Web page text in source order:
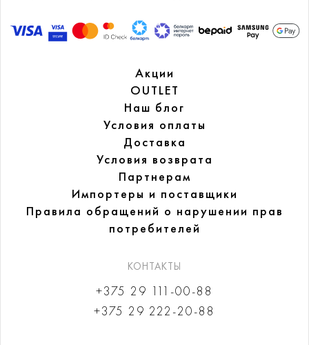
Акции
OUTLET
Наш блог
Условия оплаты
Доставка
Условия возврата
Партнерам
Импортеры и поставщики
Правила обращений о нарушении прав
потребителей
КОНТАКТЫ
+375 29 111-00-88
+375 29 222-20-88